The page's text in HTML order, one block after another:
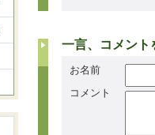
一言、コメント
お名前
コメント